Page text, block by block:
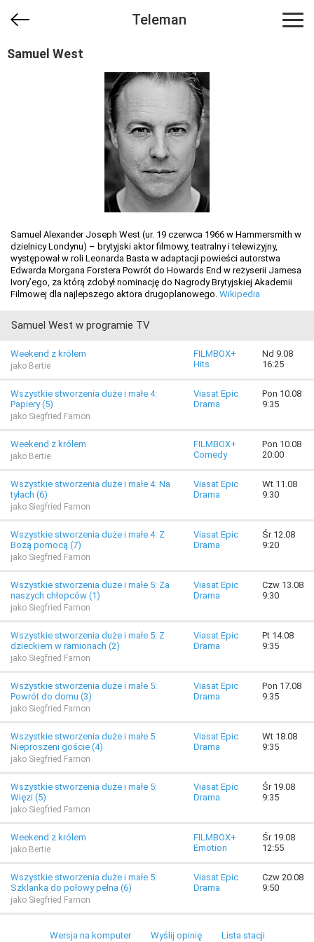
Teleman
Samuel West
Samuel Alexander Joseph West (ur. 19 czerwca 1966 w Hammersmith w
dzielnicy Londynu) – brytyjski aktor filmowy, teatralny i telewizyjny,
występował w roli Leonarda Basta w adaptacji powieści autorstwa
Edwarda Morgana Forstera Powrót do Howards End w reżyserii Jamesa
Ivory’ego, za którą zdobył nominację do Nagrody Brytyjskiej Akademii
Filmowej dla najlepszego aktora drugoplanowego. Wikipedia
Samuel West w programie TV
Weekend z królem
jako Bertie
FILMBOX+
Hits
Nd 9.08
16:25
Wszystkie stworzenia duże i małe 4:
Papiery (5)
jako Siegfried Farnon
Viasat Epic
Drama
Pon 10.08
9:35
Weekend z królem
jako Bertie
FILMBOX+
Comedy
Pon 10.08
20:00
Wszystkie stworzenia duże i małe 4: Na
tyłach (6)
jako Siegfried Farnon
Viasat Epic
Drama
Wt 11.08
9:30
Wszystkie stworzenia duże i małe 4: Z
Bożą pomocą (7)
jako Siegfried Farnon
Viasat Epic
Drama
Śr 12.08
9:20
Wszystkie stworzenia duże i małe 5: Za
naszych chłopców (1)
jako Siegfried Farnon
Viasat Epic
Drama
Czw 13.08
9:30
Wszystkie stworzenia duże i małe 5: Z
dzieckiem w ramionach (2)
jako Siegfried Farnon
Viasat Epic
Drama
Pt 14.08
9:35
Wszystkie stworzenia duże i małe 5:
Powrót do domu (3)
jako Siegfried Farnon
Viasat Epic
Drama
Pon 17.08
9:35
Wszystkie stworzenia duże i małe 5:
Nieproszeni goście (4)
jako Siegfried Farnon
Viasat Epic
Drama
Wt 18.08
9:35
Wszystkie stworzenia duże i małe 5:
Więzi (5)
jako Siegfried Farnon
Viasat Epic
Drama
Śr 19.08
9:35
Weekend z królem
jako Bertie
FILMBOX+
Emotion
Śr 19.08
12:55
Wszystkie stworzenia duże i małe 5:
Szklanka do połowy pełna (6)
jako Siegfried Farnon
Viasat Epic
Drama
Czw 20.08
9:50
Wersja na komputer Wyślij opinię Lista stacji